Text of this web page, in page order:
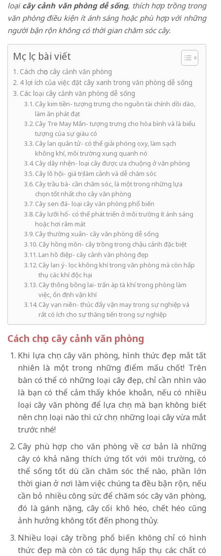
loại cây cảnh văn phòng dễ sống, thích hợp trồng trong
văn phòng điều kiện ít ánh sáng hoặc phù hợp với những
người bận rộn không có thời gian chăm sóc cây.
Mục lục bài viết
Cách chọn cây cảnh văn phòng
4 lợi ích của việc đặt cây xanh trong văn phòng dễ sống
Các loại cây cảnh văn phòng dễ sống
Cây kim tiền- tượng trưng cho nguồn tài chính dồi dào,
làm ăn phát đạt
Cây Tre May Mắn- tượng trưng cho hòa bình và là biểu
tượng của sự giàu có
Cây lan quân tử- có thể giải phóng oxy, làm sạch
không khí, môi trường xung quanh nó
Cây dây nhện- loại cây được ưa chuộng ở văn phòng
Cây lô hội- giá trị làm cảnh và dễ chăm sóc
Cây trầu bà- cần chăm sóc, là một trong những lựa
chọn tốt nhất cho cây văn phòng
Cây sen đá- loại cây văn phòng phổ biến
Cây lưỡi hổ- có thể phát triển ở môi trường ít ánh sáng
hoặc hơi râm mát
Cây thường xuân- cây văn phòng dễ sống
Cây hồng môn- cây trồng trong chậu cảnh đặc biệt
Lan hồ điệp- cây cảnh văn phòng đẹp
Cây lan ý- lọc không khí trong văn phòng mà còn hấp
thụ các khí độc hại
Cây thông bồng lai- trấn áp tà khí trong phòng làm
việc, ổn định vận khí
Cây vạn niên- thúc đẩy vận may trong sự nghiệp và
rất có ích cho sự thăng tiến trong sự nghiệp
Cách chọn cây cảnh văn phòng
Khi lựa chọncây văn phòng, hình thức đẹp mắt tất
nhiên là một trong những điểm mấu chốt! Trên
bàn có thể có những loại cây đẹp, chỉ cần nhìn vào
là bạn có thể cảm thấy khỏe khoắn, nếu có nhiều
loại cây văn phòng để lựa chọn mà bạn không biết
nên chọn loại nào thì cứ chọn những loại cây vừa mắt
trước nhé!
Cây phù hợp cho văn phòng về cơ bản là những
cây có khả năng thích ứng tốt với môi trường, có
thể sống tốt dù cần chăm sóc thế nào, phần lớn
thời gian ở nơi làm việc chúng ta đều bận rộn, nếu
cần bỏ nhiều công sức để chăm sóc cây văn phòng,
đó là gánh nặng, cây cối khô héo, chết héo cũng
ảnh hưởng không tốt đến phong thủy.
Nhiều loại cây trồng phổ biến không chỉ có hình
thức đẹp mà còn có tác dụng hấp thụ các chất có